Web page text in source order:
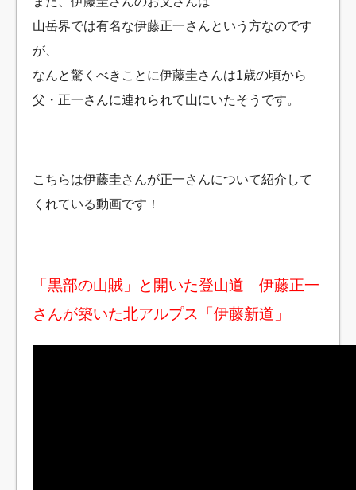
山岳界では有名な伊藤正一さんという方なのです
が、
なんと驚くべきことに伊藤圭さんは1歳の頃から
父・正一さんに連れられて山にいたそうです。
こちらは伊藤圭さんが正一さんについて紹介して
くれている動画です！
「黒部の山賊」と開いた登山道 伊藤正一
さんが築いた北アルプス「伊藤新道」